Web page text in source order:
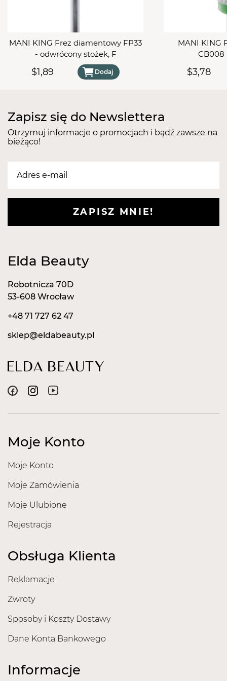
lekarzem. Przechowywać w suchym i chłodnym
miejscu. Chronić przed światłem słonecznym.
Chronić przed dziećmi. Produkt wyłącznie do
użytku profesjonalnego. Stosować w dobrze
wentylowanych pomieszczeniach. Nie stosować na
podrażnioną skórę.
MANI KING Frez diamentowy FP33
- odwrócony stożek, F
$1,89 Dodaj
MANI KING
CB008
$3,78
Zapisz się do Newslettera
Otrzymuj informacje o promocjach i bądź zawsze na
bieżąco!
ZAPISZ MNIE!
Moje Konto
Moje Konto
Moje Zamówienia
Moje Ulubione
Rejestracja
Obsługa Klienta
Reklamacje
Zwroty
Sposoby i Koszty Dostawy
Dane Konta Bankowego
Informacje
Elda Beauty
Robotnicza 70D
53-608 Wrocław
+48 71 727 62 47
sklep@eldabeauty.pl